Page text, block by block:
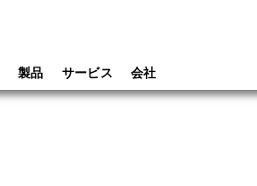
製品 サービス 会社